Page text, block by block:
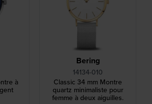
à
Bering
14134-010
Classic 34 mm Montre
quartz minimaliste pour
femme à deux aiguilles.